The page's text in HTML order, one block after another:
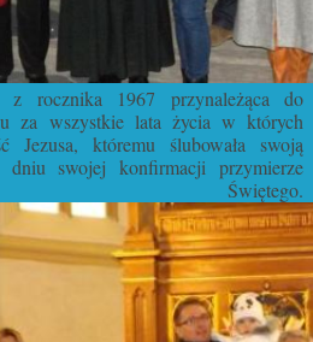
z rocznika 1967 przynależąca do
za wszystkie lata życia w których
Jezusa, któremu ślubowała swoją
swojej konfirmacji przymierze